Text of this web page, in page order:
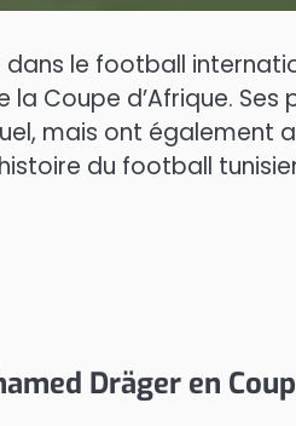
le football
la Coupe d’Afrique.
mais ont également
du football
Dräger en